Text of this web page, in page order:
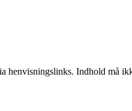
Indhold må